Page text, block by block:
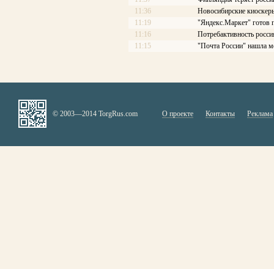
11:36
Новосибирские
11:19
"Яндекс.Маркет" готов
11:16
Потребактивность
11:15
"Почта России" нашла
© 2003—2014 TorgRus.com О проекте Контакты Реклама